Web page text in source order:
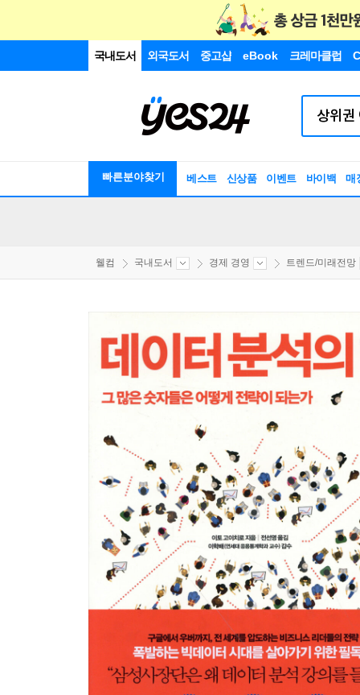
국내도서 외국도서 중고샵 eBook 크레마클럽
빠른분야찾기 베스트 신상품 이벤트 바이백 매
웰컴 국내도서 경제 경영 트렌드/미래전망